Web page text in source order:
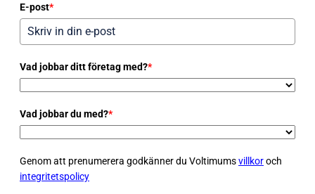
E-post*
Vad jobbar ditt företag med?*
Vad jobbar du med?*
Genom att prenumerera godkänner du Voltimumsvillkoroch
integritetspolicy